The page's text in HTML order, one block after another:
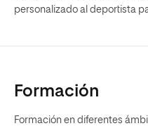
personalizado al deportista
Formación
Formación en diferentes